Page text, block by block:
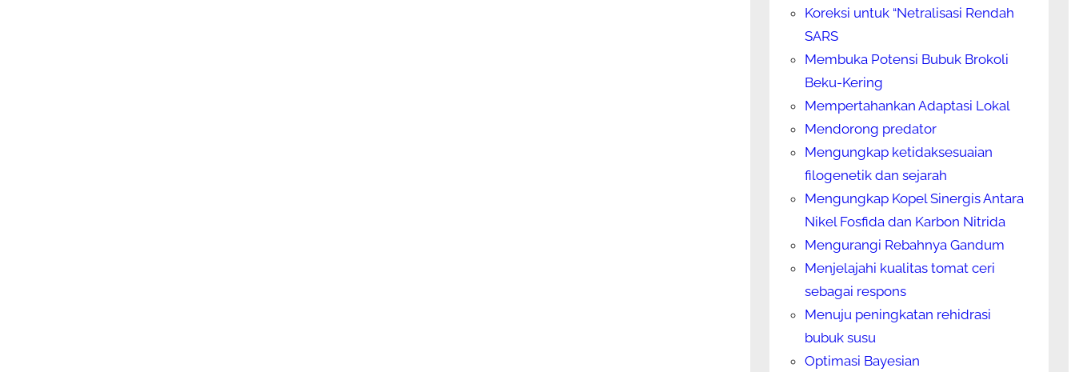
Koreksi untuk “Netralisasi Rendah
SARS
Membuka Potensi Bubuk Brokoli
Beku-Kering
Mempertahankan Adaptasi Lokal
Mendorong predator
Mengungkap ketidaksesuaian
filogenetik dan sejarah
Mengungkap Kopel Sinergis Antara
Nikel Fosfida dan Karbon Nitrida
Mengurangi Rebahnya Gandum
Menjelajahi kualitas tomat ceri
sebagai respons
Menuju peningkatan rehidrasi
bubuk susu
Optimasi Bayesian